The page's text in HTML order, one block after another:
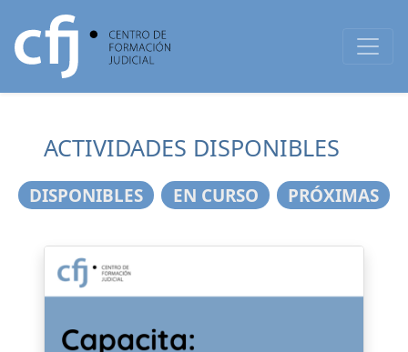
ACTIVIDADES DISPONIBLES
DISPONIBLES EN CURSO PRÓXIMAS